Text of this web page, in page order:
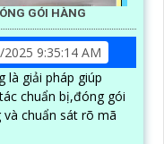
GÓI HÀNG
9:35:14 AM
là giải pháp giúp
chuẩn bị,đóng gói
chuẩn sát rõ mã